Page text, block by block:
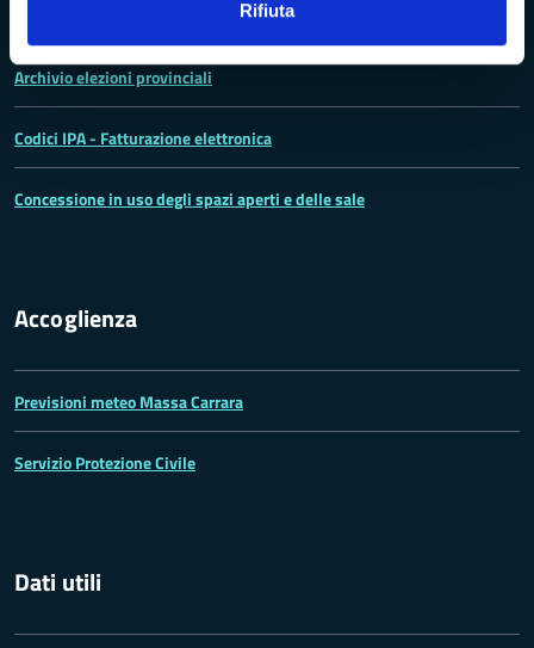
Rifiuta
Archivio elezioni provinciali
Codici IPA - Fatturazione elettronica
Concessione in uso degli spazi aperti e delle sale
Accoglienza
Previsioni meteo Massa Carrara
Servizio Protezione Civile
Dati utili